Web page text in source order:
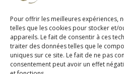
Pour offrir les meilleures expériences,
telles que les cookies pour stocker et/
appareils. Le fait de consentir à ces
traiter des données telles que le
uniques sur ce site. Le fait de ne pas
consentement peut avoir un effet
RESTEZ À